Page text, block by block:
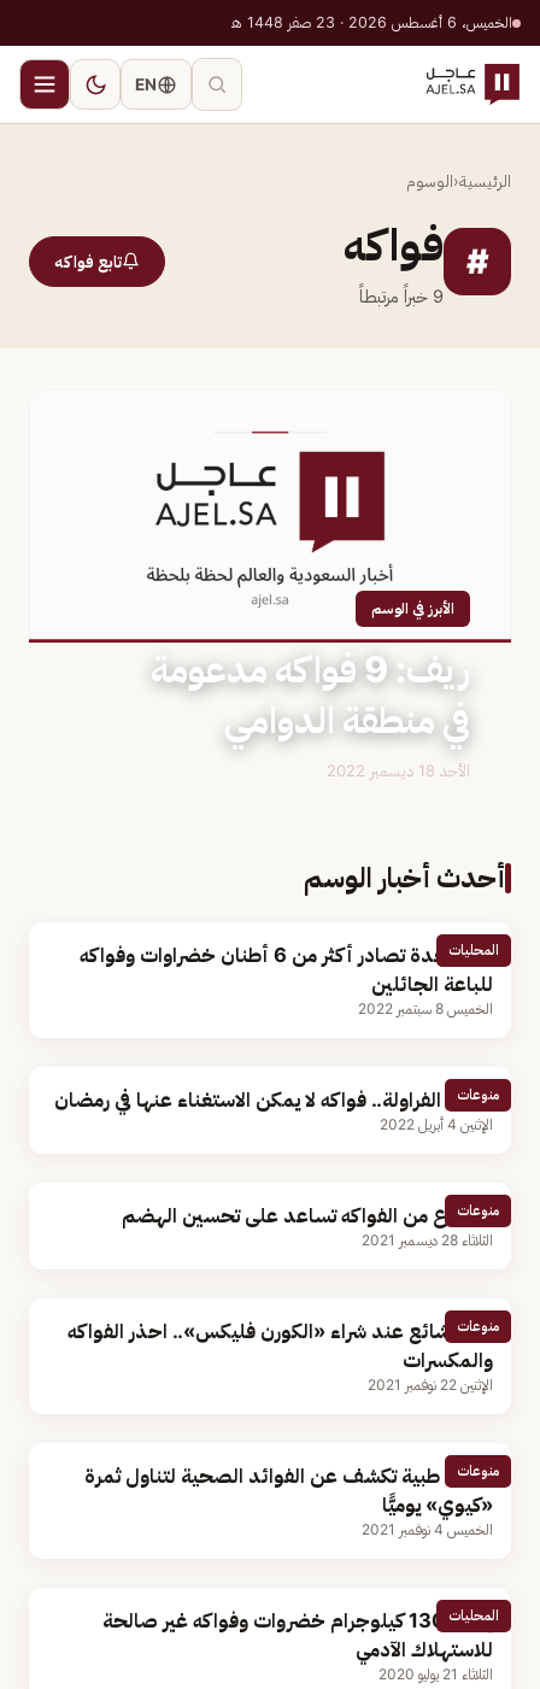
الخميس، 6 أغسطس 2026 · 23 صفر 1448 هـ
EN
الرئيسية‹الوسوم
# فواكه
9 خبراً مرتبطاً
تابع فواكه
الأبرز في الوسم
ريف: 9 فواكه مدعومة
في منطقة الدوامي
الأحد 18 ديسمبر 2022
أحدث أخبار الوسم
المحليات
أمانة جدة تصادر أكثر من 6 أطنان خضراوات وفواكه
للباعة الجائلين
الخميس 8 سبتمبر 2022
منوعات
أبرزها الفراولة.. ‏فواكه لا يمكن الاستغناء عنها في ‎رمضان
الإثنين 4 أبريل 2022
منوعات
3 أنواع من الفواكه تساعد على تحسين الهضم
الثلاثاء 28 ديسمبر 2021
منوعات
خطأ شائع عند شراء «الكورن فليكس».. احذر الفواكه
والمكسرات
الإثنين 22 نوفمبر 2021
منوعات
دراسة طبية تكشف عن الفوائد الصحية لتناول ثمرة
«كيوي» يوميًّا
الخميس 4 نوفمبر 2021
المحليات
إتلاف 130 كيلوجرام خضروات وفواكه غير صالحة
للاستهلاك الآدمي
الثلاثاء 21 يوليو 2020